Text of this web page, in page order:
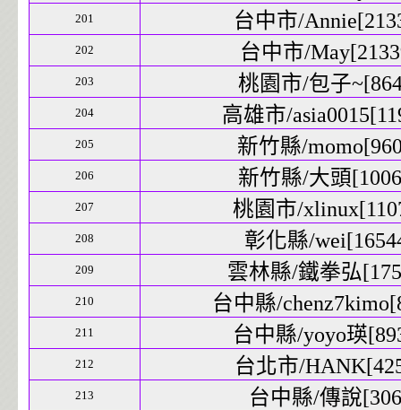
201 台中市/
202 台中市/
203 桃園市/包子
204 高雄市/
205 新竹縣/
206 新竹縣/大頭
207 桃園市/
208 彰化縣/
209 雲林縣/鐵拳弘
210 台中縣/
211 台中縣/yoyo瑛
212 台北市/
213 台中縣/傳說